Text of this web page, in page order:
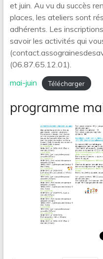
et juin. Au vu du succès
places, les ateliers sont
adhérents. Les
savoir les activités qui
(06.87.65.12.01).
mai-juin
Télécharger
programme